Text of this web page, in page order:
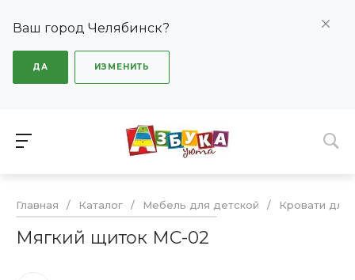
Ваш город Челябинск?
ДА ИЗМЕНИТЬ
Главная / Каталог / Мебель для детской / Кровати для
Мягкий щиток МС-02